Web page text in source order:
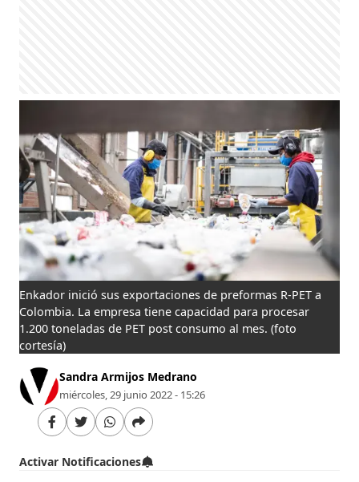
Enkador inició sus exportaciones de preformas R-PET a
Colombia. La empresa tiene capacidad para procesar
1.200 toneladas de PET post consumo al mes. (foto
cortesía)
Sandra Armijos Medrano
miércoles, 29 junio 2022 - 15:26
Activar Notificaciones